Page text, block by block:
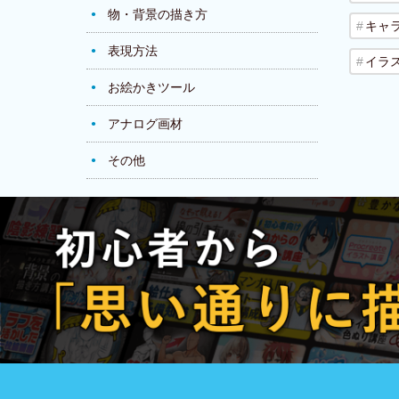
物・背景の描き方
表現方法
お絵かきツール
アナログ画材
その他
キャ
イラ